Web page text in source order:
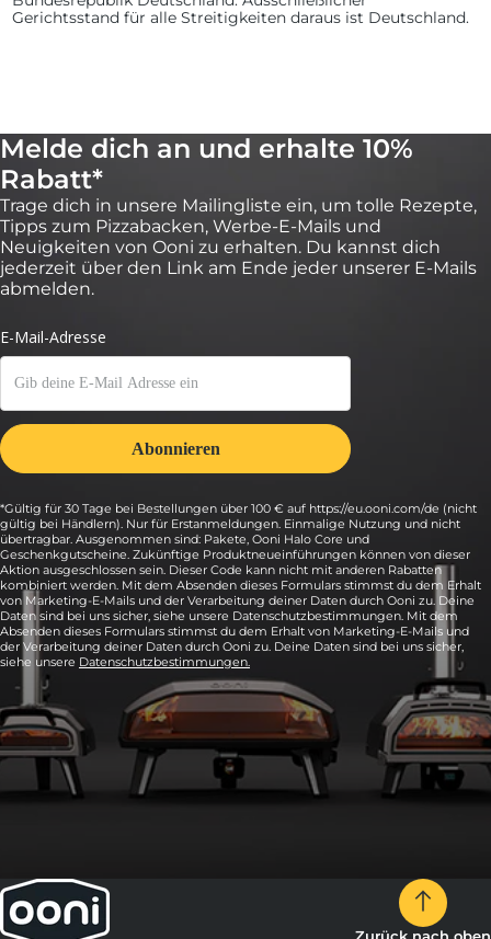
Gerichtsstand für alle Streitigkeiten daraus ist Deutschland.
Melde dich an und erhalte 10%
Rabatt*
Trage dich in unsere Mailingliste ein, um tolle Rezepte,
Tipps zum Pizzabacken, Werbe-E-Mails und
Neuigkeiten von Ooni zu erhalten. Du kannst dich
jederzeit über den Link am Ende jeder unserer E-Mails
abmelden.
*Gültig für 30 Tage bei Bestellungen über 100 € auf https://eu.ooni.com/de (nicht
gültig bei Händlern). Nur für Erstanmeldungen. Einmalige Nutzung und nicht
übertragbar. Ausgenommen sind: Pakete, Ooni Halo Core und
Geschenkgutscheine. Zukünftige Produktneueinführungen können von dieser
Aktion ausgeschlossen sein. Dieser Code kann nicht mit anderen Rabatten
kombiniert werden. Mit dem Absenden dieses Formulars stimmst du dem Erhalt
von Marketing-E-Mails und der Verarbeitung deiner Daten durch Ooni zu. Deine
Daten sind bei uns sicher, siehe unsere Datenschutzbestimmungen. Mit dem
Absenden dieses Formulars stimmst du dem Erhalt von Marketing-E-Mails und
der Verarbeitung deiner Daten durch Ooni zu. Deine Daten sind bei uns sicher,
siehe unsere Datenschutzbestimmungen.